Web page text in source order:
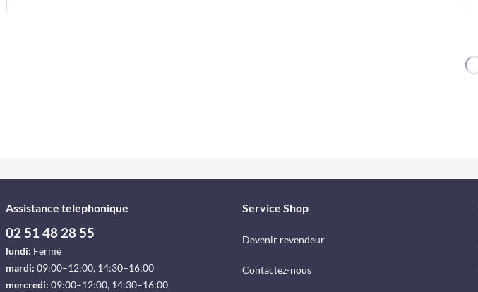
Assistance telephonique
02 51 48 28 55
lundi: Fermé
mardi: 09:00–12:00, 14:30–16:00
mercredi: 09:00–12:00, 14:30–16:00
Service Shop
Devenir revendeur
Contactez-nous